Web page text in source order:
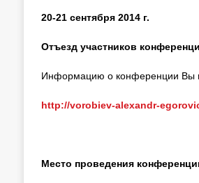
20-21 сентября 2014 г.
Отъезд участников
Информацию о конференции Вы
http://vorobiev-alexandr-
Место проведения